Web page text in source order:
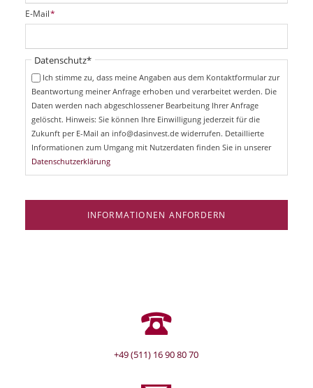
i
c
t
f
P
f
i
E-Mail*
Pflichtfeld
Datenschutz*
Ich stimme zu, dass meine Angaben aus dem Kontaktformular zur
Beantwortung meiner Anfrage erhoben und verarbeitet werden. Die
Daten werden nach abgeschlossener Bearbeitung Ihrer Anfrage
gelöscht. Hinweis: Sie können Ihre Einwilligung jederzeit für die
Zukunft per E-Mail an info@dasinvest.de widerrufen. Detaillierte
Informationen zum Umgang mit Nutzerdaten finden Sie in unserer
Datenschutzerklärung
INFORMATIONEN ANFORDERN
+49 (511) 16 90 80 70